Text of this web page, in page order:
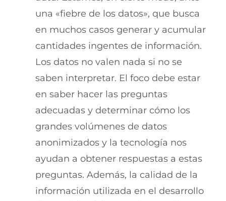
una «fiebre de los datos», que busca
en muchos casos generar y acumular
cantidades ingentes de información.
Los datos no valen nada si no se
saben interpretar. El foco debe estar
en saber hacer las preguntas
adecuadas y determinar cómo los
grandes volúmenes de datos
anonimizados y la tecnología nos
ayudan a obtener respuestas a estas
preguntas. Además, la calidad de la
información utilizada en el desarrollo